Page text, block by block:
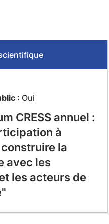
: Oui
CRESS annuel :
à
la
avec les
les acteurs de